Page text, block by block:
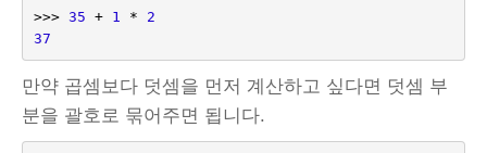
>>> 35 + 1 *
2
37
만약 곱셈보다 덧셈을 먼저 계산하고 싶다면 덧셈 부
분을 괄호로 묶어주면 됩니다.